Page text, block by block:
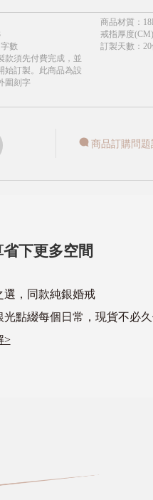
商品材質 ：
戒指厚度(CM)
數 訂製天數 ：
款須先付費完成，並
始訂製。此商品為設
圍刻字
商品訂購問
下更多空間
選，同款純銀婚戒
光點綴每個日常，現貨不必
>